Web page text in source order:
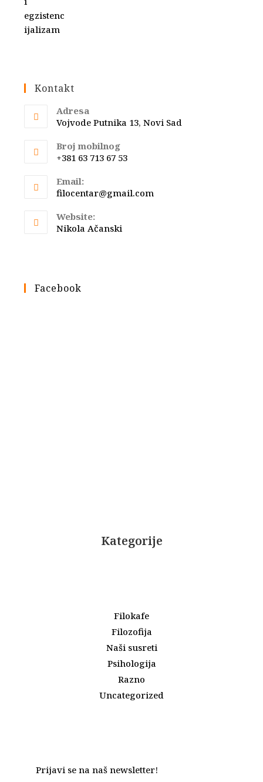
Kontakt
Adresa
Vojvode Putnika 13, Novi Sad
Broj mobilnog
+381 63 713 67 53
Email:
filocentar@gmail.com
Website:
Nikola Ačanski
Facebook
Kategorije
Filokafe
Filozofija
Naši susreti
Psihologija
Razno
Uncategorized
Prijavi se na naš newsletter!